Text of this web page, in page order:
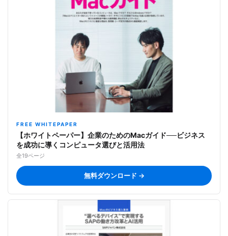
FREE WHITEPAPER
【ホワイトペーパー】企業のためのMacガイド──ビジネス
を成功に導くコンピュータ選びと活用法
全19ページ
無料ダウンロード →